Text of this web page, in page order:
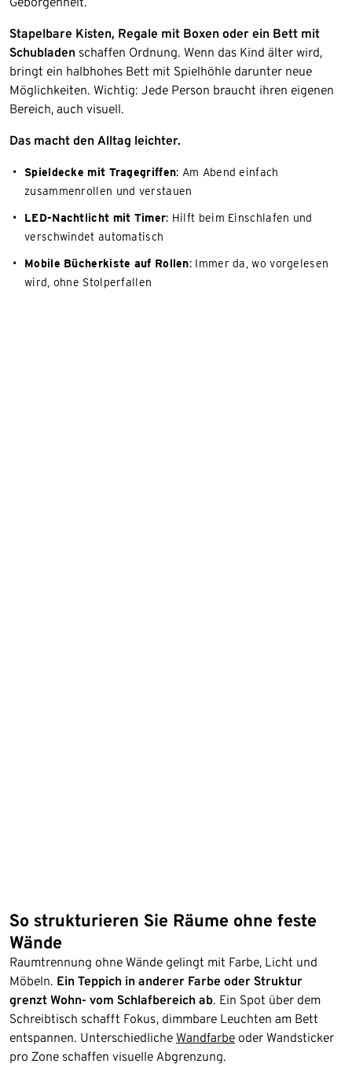
Stapelbare Kisten, Regale mit Boxen oder ein Bett mit
Schubladen schaffen Ordnung. Wenn das Kind älter wird,
bringt ein halbhohes Bett mit Spielhöhle darunter neue
Möglichkeiten. Wichtig: Jede Person braucht ihren eigenen
Bereich, auch visuell.
Das macht den Alltag leichter.
Spieldecke mit Tragegriffen: Am Abend einfach
zusammenrollen und verstauen
LED-Nachtlicht mit Timer: Hilft beim Einschlafen und
verschwindet automatisch
Mobile Bücherkiste auf Rollen: Immer da, wo vorgelesen
wird, ohne Stolperfallen
So strukturieren Sie Räume ohne feste
Wände
Raumtrennung ohne Wände gelingt mit Farbe, Licht und
Möbeln. Ein Teppich in anderer Farbe oder Struktur
grenzt Wohn- vom Schlafbereich ab. Ein Spot über dem
Schreibtisch schafft Fokus, dimmbare Leuchten am Bett
entspannen. Unterschiedliche Wandfarbe oder Wandsticker
pro Zone schaffen visuelle Abgrenzung.